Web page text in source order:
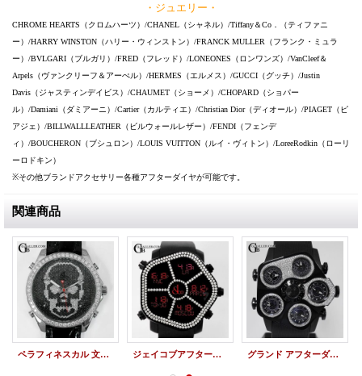
・ジュエリー・
CHROME HEARTS（クロムハーツ）/CHANEL（シャネル）/Tiffany＆Co．（ティファニ
ー）/HARRY WINSTON（ハリー・ウィンストン）/FRANCK MULLER（フランク・ミュラ
ー）/BVLGARI（ブルガリ）/FRED（フレッド）/LONEONES（ロンワンズ）/VanCleef＆
Arpels（ヴァンクリーフ＆アーぺル）/HERMES（エルメス）/GUCCI（グッチ）/Justin
Davis（ジャスティンデイビス）/CHAUMET（ショーメ）/CHOPARD（ショパー
ル）/Damiani（ダミアーニ）/Cartier（カルティエ）/Christian Dior（ディオール）/PIAGET（ピ
アジェ）/BILLWALLLEATHER（ビルウォールレザー）/FENDI（フェンデ
ィ）/BOUCHERON（ブシュロン）/LOUIS VUITTON（ルイ・ヴィトン）/LoreeRodkin（ローリ
ーロドキン）
※その他ブランドアクセサリー各種アフターダイヤが可能です。
関連商品
ペラフィネスカル 文字盤 アフターダイヤ JACOB&COカスタム ジェイコブアフターダイヤ | ゴースト 2列 ダイヤベゼル JACOB&Co.時計 グランド アフターダイヤ JACOB&Co. ベゼルダイヤ